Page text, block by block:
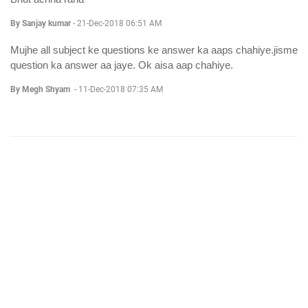
By Sanjay kumar - 21-Dec-2018 06:51 AM
Mujhe all subject ke questions ke answer ka aaps chahiye.jisme
question ka answer aa jaye. Ok aisa aap chahiye.
By Megh Shyam - 11-Dec-2018 07:35 AM